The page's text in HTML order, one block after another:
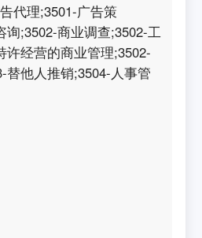
代理;3501-广告策
询;3502-商业调查;3502-工
许经营的商业管理;3502-
替他人推销;3504-人事管